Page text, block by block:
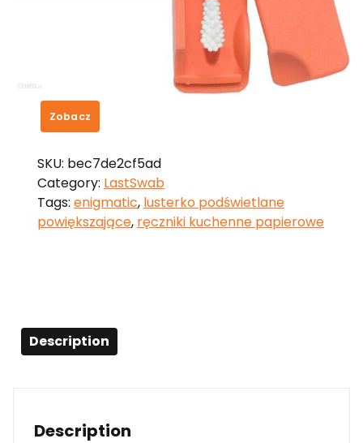
LastSwab Basic Wielorazowy
patyczek higieniczny
Zobacz
SKU: bec7de2cf5ad
Category: LastSwab
Tags: enigmatic, lusterko podświetlane
powiększające, ręczniki kuchenne papierowe
Description
Description